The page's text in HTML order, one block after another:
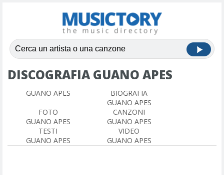
DISCOGRAFIA GUANO APES
GUANO APES
BIOGRAFIA
GUANO APES
FOTO
GUANO APES
CANZONI
GUANO APES
TESTI
GUANO APES
VIDEO
GUANO APES